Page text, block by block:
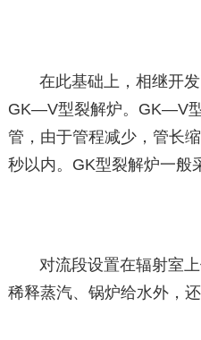
在此基础上，相继开
GK—V型裂解炉。GK—V
管，由于管程减少，管长
秒以内。GK型裂解炉一般
对流段设置在辐射室
稀释蒸汽、锅炉给水外，